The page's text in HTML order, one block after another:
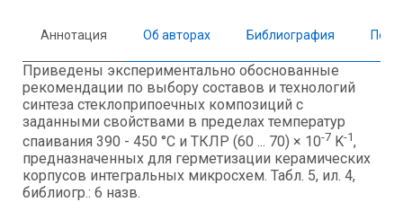
Аннотация Об авторах Библиография
Приведены экспериментально обоснованные
рекомендации по выбору составов и технологий
синтеза стеклоприпоечных композиций с
заданными свойствами в пределах температур
спаивания 390 - 450 °C и ТКЛР (60 ... 70) × 10-7 K-1,
предназначенных для герметизации керамических
корпусов интегральных микросхем. Табл. 5, ил. 4,
библиогр.: 6 назв.